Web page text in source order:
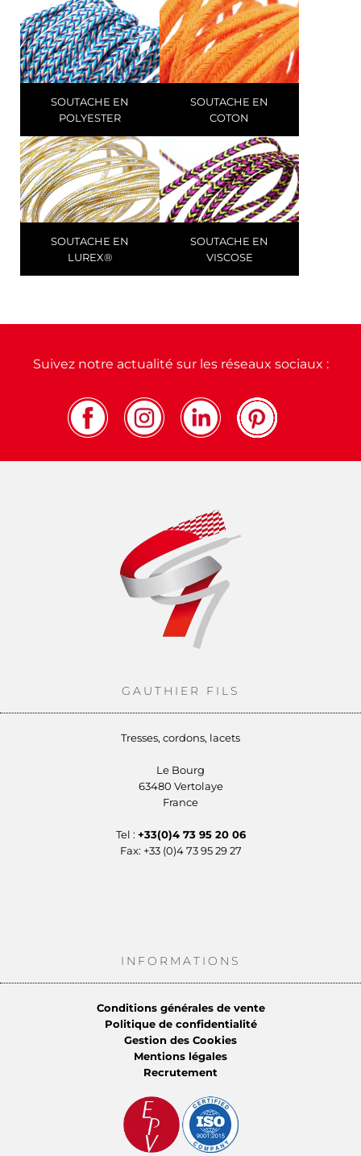
SOUTACHE EN
POLYESTER
SOUTACHE EN
COTON
SOUTACHE EN
LUREX®
SOUTACHE EN
VISCOSE
Suivez notre actualité sur les réseaux sociaux :
GAUTHIER FILS
Tresses, cordons, lacets
Le Bourg
63480 Vertolaye
France
Tel : +33(0)4 73 95 20 06
Fax: +33 (0)4 73 95 29 27
INFORMATIONS
Conditions générales de vente
Politique de confidentialité
Gestion des Cookies
Mentions légales
Recrutement